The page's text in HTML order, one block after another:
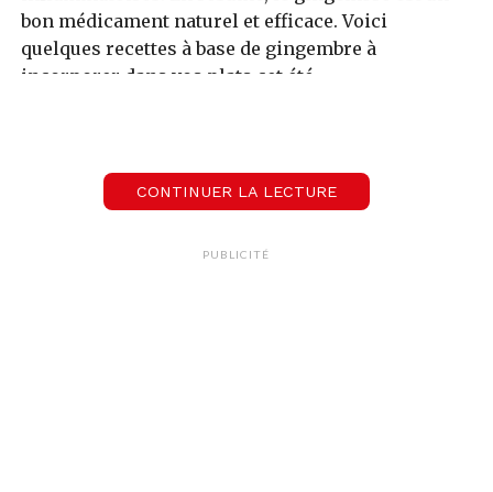
bon médicament naturel et efficace. Voici
quelques recettes à base de gingembre à
incorporer dans vos plats cet été.
CONTINUER LA LECTURE
PUBLICITÉ